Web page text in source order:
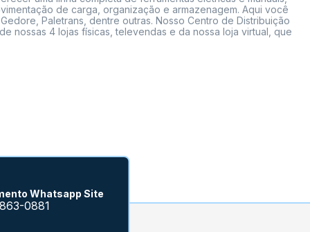
de carga, organização e armazenagem. Aqui você
Paletrans, dentre outras. Nosso Centro de Distribuição
nossas 4 lojas físicas, televendas e da nossa loja virtual, que
Whatsapp Site
0881